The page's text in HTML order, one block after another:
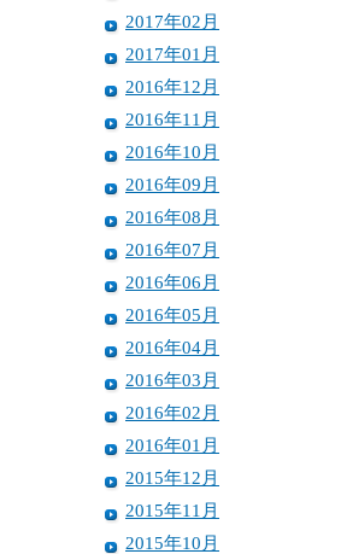
2017年02月
2017年01月
2016年12月
2016年11月
2016年10月
2016年09月
2016年08月
2016年07月
2016年06月
2016年05月
2016年04月
2016年03月
2016年02月
2016年01月
2015年12月
2015年11月
2015年10月